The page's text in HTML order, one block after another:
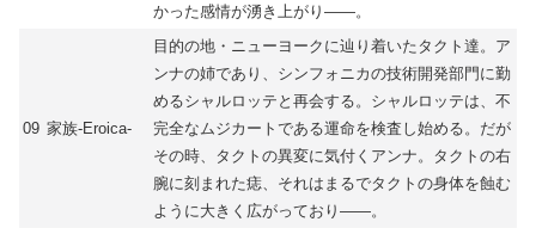
かった感情が湧き上がり――。
09 家族-Eroica-
目的の地・ニューヨークに辿り着いたタクト達。ア
ンナの姉であり、シンフォニカの技術開発部門に勤
めるシャルロッテと再会する。シャルロッテは、不
完全なムジカートである運命を検査し始める。だが
その時、タクトの異変に気付くアンナ。タクトの右
腕に刻まれた痣、それはまるでタクトの身体を蝕む
ように大きく広がっており――。